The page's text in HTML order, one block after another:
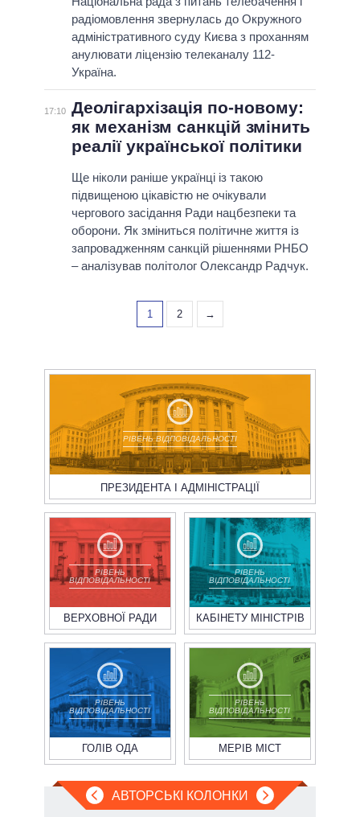
радіомовлення звернулась до Окружного
адміністративного суду Києва з проханням
анулювати ліцензію телеканалу 112-
Україна.
17:10 Деолігархізація по-новому:
як механізм санкцій змінить
реалії української політики
Ще ніколи раніше українці із такою
підвищеною цікавістю не очікували
чергового засідання Ради нацбезпеки та
оборони. Як зміниться політичне життя із
запровадженням санкцій рішеннями РНБО
‒ аналізував політолог Олександр Радчук.
1 2 →
РІВЕНЬ ВІДПОВІДАЛЬНОСТІ
ПРЕЗИДЕНТА І АДМІНІСТРАЦІЇ
РІВЕНЬ
ВІДПОВІДАЛЬНОСТІ
ВЕРХОВНОЇ РАДИ
РІВЕНЬ
ВІДПОВІДАЛЬНОСТІ
КАБІНЕТУ МІНІСТРІВ
РІВЕНЬ
ВІДПОВІДАЛЬНОСТІ
ГОЛІВ ОДА
РІВЕНЬ
ВІДПОВІДАЛЬНОСТІ
МЕРІВ МІСТ
АВТОРСЬКІ КОЛОНКИ